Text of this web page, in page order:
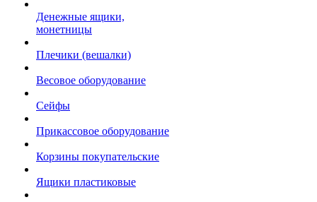
Денежные ящики,
монетницы
Плечики (вешалки)
Весовое оборудование
Сейфы
Прикассовое оборудование
Корзины покупательские
Ящики пластиковые